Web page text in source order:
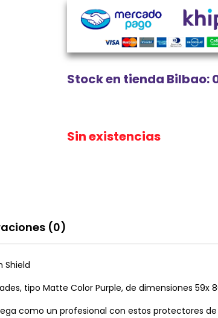
Stock en tienda Bilbao:
Sin existencias
(0)
Shield
tipo Matte Color Purple, de dimensiones 59x
como un profesional con estos protectores